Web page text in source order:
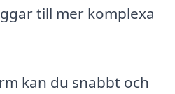
till mer komplexa
kan du snabbt och